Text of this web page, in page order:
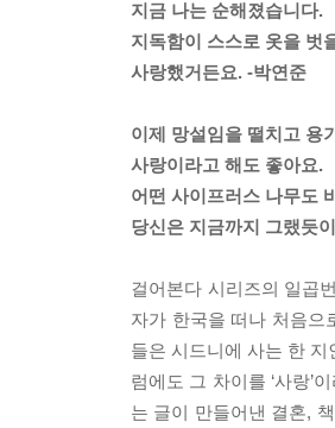
지금 나는 순해졌습니다.
지독함이 스스로 옷을 벗
사랑했거든요. -박연준
이제 망설임을 떨치고 용
사랑이라고 해도 좋아요.
어떤 사이프러스 나무도
당신은 지금까지 그랬듯
걸어본다 시리즈의 일곱
자가 한국을 떠나 처음으
들은 시드니에 사는 한 지
럼에도 그 차이를 ‘사랑’
는 글이 만들어낸 결혼,